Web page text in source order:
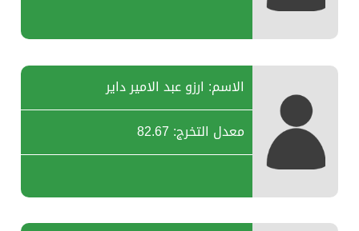
الاسم: ارزو عبد الامير داير
معدل التخرج: 82.67